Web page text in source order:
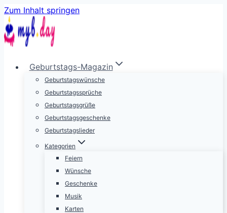
Zum Inhalt springen
Geburtstags-Magazin
Geburtstagswünsche
Geburtstagssprüche
Geburtstagsgrüße
Geburtstagsgeschenke
Geburtstagslieder
Kategorien
Feiern
Wünsche
Geschenke
Musik
Karten